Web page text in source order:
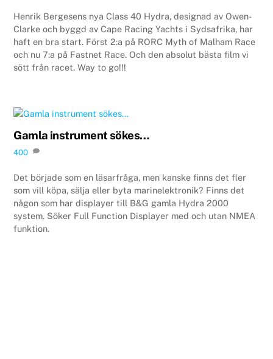
Henrik Bergesens nya Class 40 Hydra, designad av Owen-
Clarke och byggd av Cape Racing Yachts i Sydsafrika, har
haft en bra start. Först 2:a på RORC Myth of Malham Race
och nu 7:a på Fastnet Race. Och den absolut bästa film vi
sött från racet. Way to go!!!
Gamla instrument sökes…
400
Det började som en läsarfråga, men kanske finns det fler
som vill köpa, sälja eller byta marinelektronik? Finns det
någon som har displayer till B&G gamla Hydra 2000
system. Söker Full Function Displayer med och utan NMEA
funktion.